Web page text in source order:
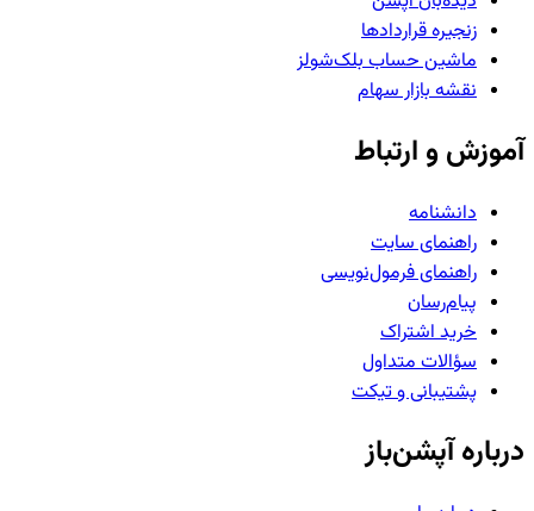
زنجیره قراردادها
ماشین حساب بلک‌شولز
نقشه بازار سهام
آموزش و ارتباط
دانشنامه
راهنمای سایت
راهنمای فرمول‌نویسی
پیام‌رسان
خرید اشتراک
سؤالات متداول
پشتیبانی و تیکت
درباره آپشن‌باز